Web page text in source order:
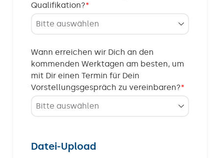
Qualifikation?*
Wann erreichen wir Dich an den
kommenden Werktagen am besten, um
mit Dir einen Termin für Dein
Vorstellungsgespräch zu vereinbaren?*
Datei-Upload